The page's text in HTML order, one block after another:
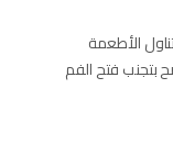
الأطعمة
بتجنب فتح الفم